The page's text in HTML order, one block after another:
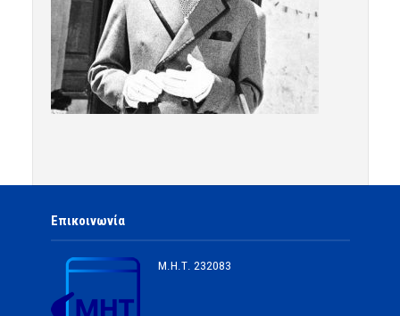
Επικοινωνία
Μ.Η.Τ. 232083